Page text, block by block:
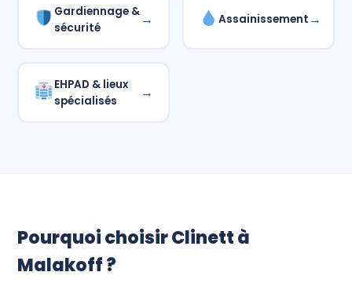
Gardiennage &
sécurité
→ Assainissement →
EHPAD & lieux
spécialisés
→
Pourquoi choisir Clinett à
Malakoff ?